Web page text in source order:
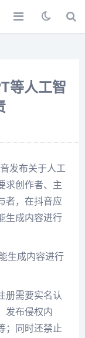
等人工智
发布关于人工
求创作者、主
者，在抖音应
生成内容进行
册需要实名认
发布侵权内
；同时还禁止